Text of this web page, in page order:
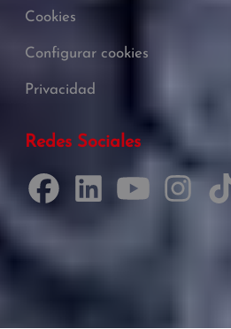
Cookies
Configurar cookies
Privacidad
Redes Sociales